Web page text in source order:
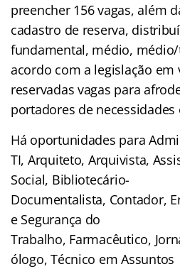
preencher 156 vagas, além
cadastro de reserva,
fundamental, médio,
acordo com a legislação em
reservadas vagas para
portadores de necessidades
Há oportunidades para
TI, Arquiteto, Arquivista,
Social, Bibliotecário-
Documentalista, Contador,
e Segurança do
Trabalho, Farmacêutico,
ólogo, Técnico em Assuntos